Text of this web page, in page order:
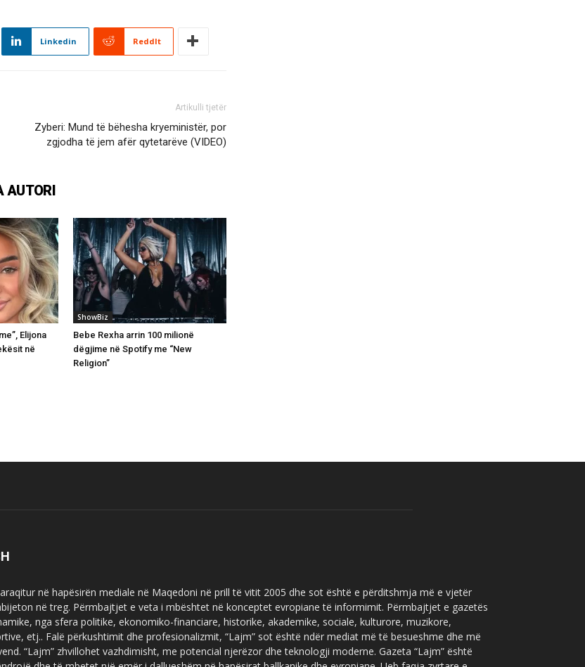
Linkedin ReddIt
Artikulli tjetër
Zyberi: Mund të bëhesha kryeministër, por
zgjodha të jem afër qytetarëve (VIDEO)
AUTORI
Elijona
në
ShowBiz
Bebe Rexha arrin 100 milionë
dëgjime në Spotify me “New
Religion”
në hapësirën mediale në Maqedoni në prill të vitit 2005 dhe sot është e përditshmja më e vjetër
në treg. Përmbajtjet e veta i mbështet në konceptet evropiane të informimit. Përmbajtjet e gazetës
nga sfera politike, ekonomiko-financiare, historike, akademike, sociale, kulturore, muzikore,
etj.. Falë përkushtimit dhe profesionalizmit, “Lajm” sot është ndër mediat më të besueshme dhe më
“Lajm” zhvillohet vazhdimisht, me potencial njerëzor dhe teknologji moderne. Gazeta “Lajm” është